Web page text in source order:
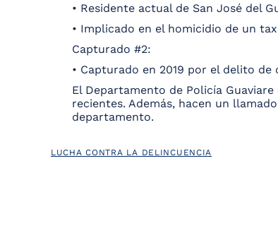
• Residente actual de San José del
• Implicado en el homicidio de un
Capturado #2:
• Capturado en 2019 por el delito
El Departamento de Policía
recientes. Además, hacen un
departamento.
LUCHA CONTRA LA DELINCUENCIA